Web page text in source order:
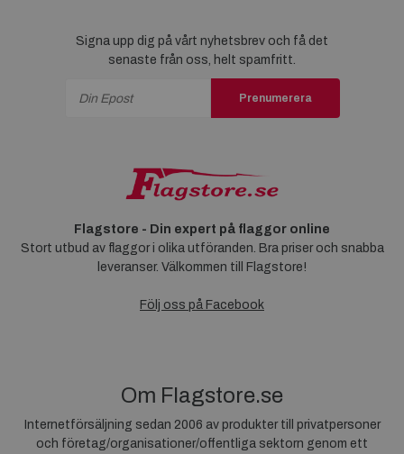
Signa upp dig på vårt nyhetsbrev och få det
senaste från oss, helt spamfritt.
Prenumerera
Flagstore - Din expert på flaggor online
Stort utbud av flaggor i olika utföranden. Bra priser och snabba
leveranser. Välkommen till Flagstore!
Följ oss på Facebook
Om Flagstore.se
Internetförsäljning sedan 2006 av produkter till privatpersoner
och företag/organisationer/offentliga sektorn genom ett